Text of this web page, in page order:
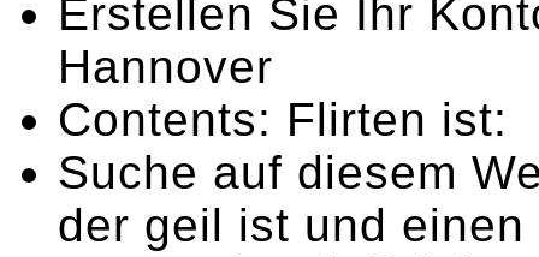
Erstellen Sie Ihr
Hannover
Contents: Flirten ist:
Suche auf diesem
der geil ist und